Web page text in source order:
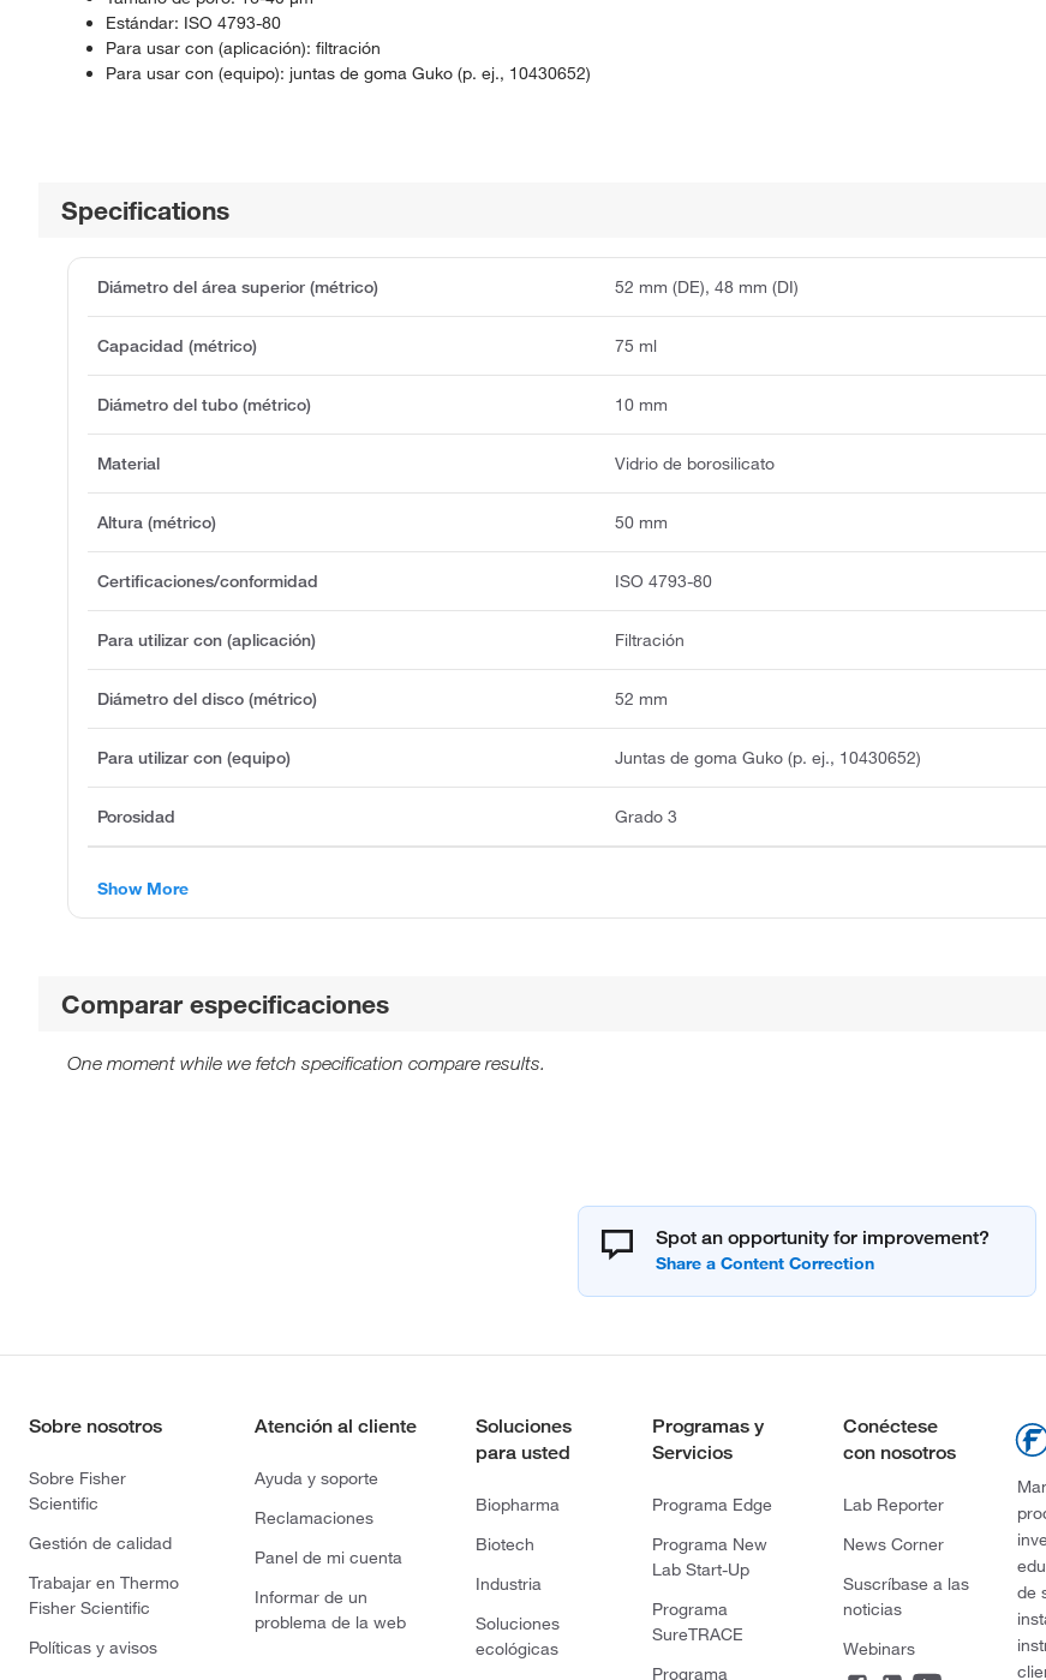
Estándar: ISO 4793-80
Para usar con (aplicación): filtración
Para usar con (equipo): juntas de goma Guko (p. ej., 10430652)
Specifications
Diámetro del área superior (métrico) 52 mm (DE), 48 mm (DI)
Capacidad (métrico) 75 ml
Diámetro del tubo (métrico) 10 mm
Material Vidrio de borosilicato
Altura (métrico) 50 mm
Certificaciones/conformidad ISO 4793-80
Para utilizar con (aplicación) Filtración
Diámetro del disco (métrico) 52 mm
Para utilizar con (equipo) Juntas de goma Guko (p. ej., 10430652)
Porosidad Grado 3
Show More
Comparar especificaciones
One moment while we fetch specification compare results.
Spot an opportunity for improvement?
Sobre nosotros
Sobre Fisher
Scientific
Gestión de calidad
Trabajar en Thermo
Fisher Scientific
Políticas y avisos
Atención al cliente
Ayuda y soporte
Reclamaciones
Panel de mi cuenta
Informar de un
problema de la web
Soluciones
para usted
Biopharma
Biotech
Industria
Soluciones
ecológicas
Programas y
Servicios
Programa Edge
Programa New
Lab Start-Up
Programa
SureTRACE
Programa
Conéctese
con nosotros
Lab Reporter
News Corner
Suscríbase a las
noticias
Webinars
de